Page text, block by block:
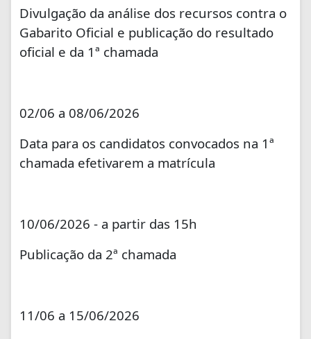
Divulgação da análise dos recursos contra o
Gabarito Oficial e publicação do resultado
oficial e da 1ª chamada
02/06 a 08/06/2026
Data para os candidatos convocados na 1ª
chamada efetivarem a matrícula
10/06/2026 - a partir das 15h
Publicação da 2ª chamada
11/06 a 15/06/2026